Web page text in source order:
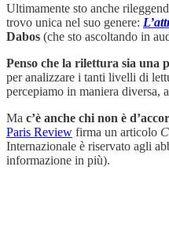
Ultimamente sto anche
trovo unica nel suo genere:
Dabos (che sto ascoltando in
Penso che la rilettura sia una
per analizzare i tanti livelli di
percepiamo in maniera diversa,
Ma c’è anche chi non è
Paris Review firma un articolo
Internazionale è riservato agli
informazione in più).